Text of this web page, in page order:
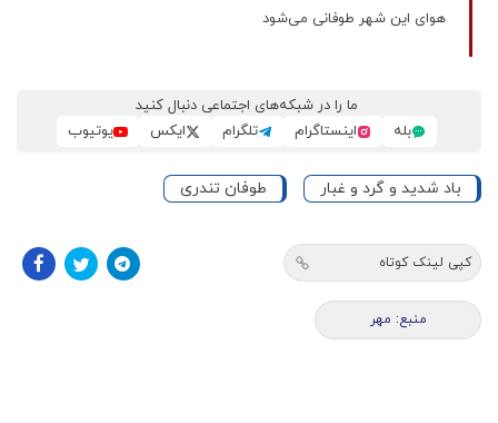
هوای این شهر طوفانی می‌شود
ما را در شبکه‌های اجتماعی دنبال کنید
بله
اینستاگرام تلگرام ایکس یوتیوب
باد شدید و گرد و غبار طوفان تندری
کپی لینک کوتاه
منبع: مهر